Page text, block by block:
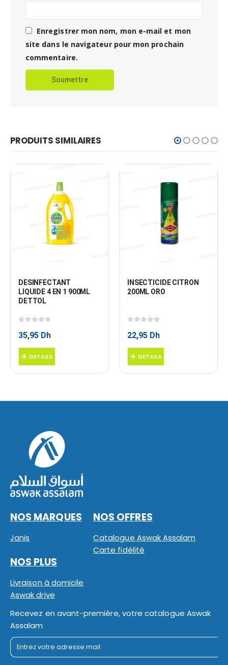
Enregistrer mon nom, mon e-mail et mon
site dans le navigateur pour mon prochain
commentaire.
PRODUITS SIMILAIRES
DESINFECTANT
LIQUIDE 4 EN 1 900ML
DETTOL
35,95 Dh
DETAILS
INSECTICIDE CITRON
200ML ORO
22,95 Dh
DETAILS
NOS MARQUES
Janis
NOS OFFRES
Catalogue Aswak Assalam
Carte fidélité
NOS PLUS
Livraison à domicile
Aswak drive
Recevez en avant-première, votre catalogue Aswak
Assalam